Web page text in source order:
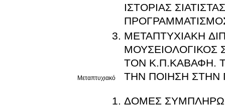
Μεταπτυχιακό
ΙΣΤΟΡΙΑΣ
ΜΕΤΑΠΤΥΧΙΑΚΗ
ΜΟΥΣΕΙΟΛΟΓΙΚΟΣ
ΤΟΝ Κ.Π.ΚΑΒΑΦΗ.
ΤΗΝ ΠΟΙΗΣΗ ΣΤΗΝ
ΔΟΜΕΣ